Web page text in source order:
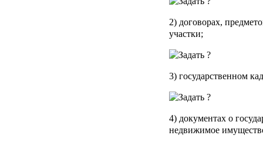
2) договорах,
участки;
3) государственном
4) документах о
недвижимое